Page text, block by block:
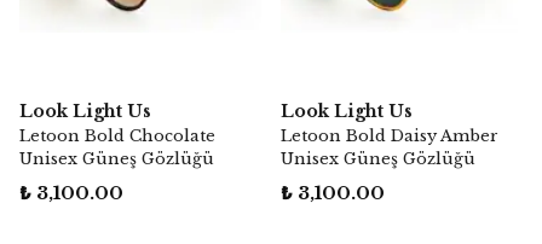
Look Light Us
Letoon Bold Chocolate
Unisex Güneş Gözlüğü
₺ 3,100.00
Look Light Us
Letoon Bold Daisy Amber
Unisex Güneş Gözlüğü
₺ 3,100.00